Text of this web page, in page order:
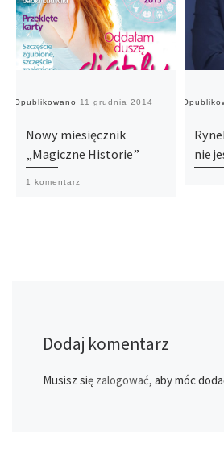
Opublikowano 11 grudnia 2014
Nowy miesięcznik
„Magiczne Historie”
1 komentarz
nie
Dodaj komentarz
Musisz się zalogować, aby móc